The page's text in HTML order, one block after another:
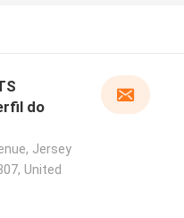
do
Jersey
United